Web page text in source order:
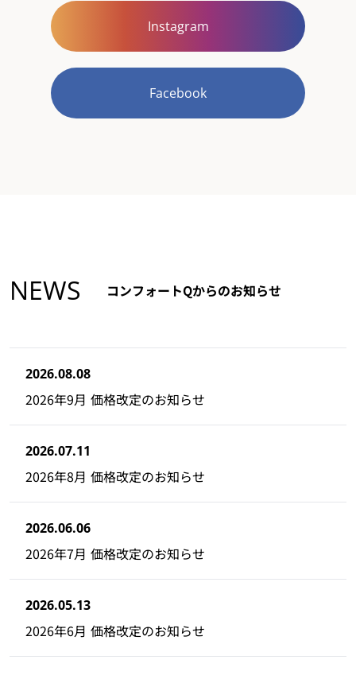
Instagram
Facebook
NEWS コンフォートQからのお知らせ
2026.08.08
2026年9月 価格改定のお知らせ
2026.07.11
2026年8月 価格改定のお知らせ
2026.06.06
2026年7月 価格改定のお知らせ
2026.05.13
2026年6月 価格改定のお知らせ